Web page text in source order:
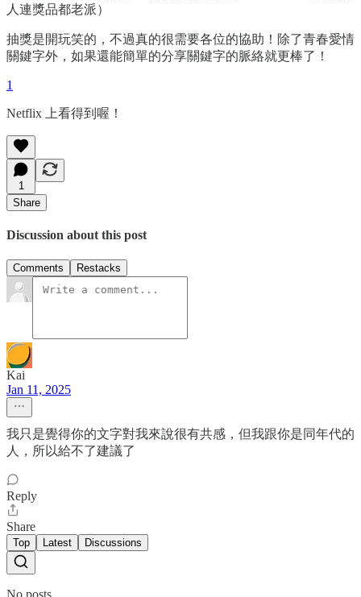
人連獎品都老派）
抽獎是開玩笑的，不過真的很需要各位的協助！除了青春愛情
關鍵字外，如果還能簡單的分享關鍵字的脈絡就更棒了！
1
Netflix 上看得到喔！
1
Share
Discussion about this post
Comments Restacks
Kai
Jan 11, 2025
我只是覺得你的文字對我來說很有共感，但我跟你是同年代的
人，所以給不了建議了
Reply
Share
Top Latest Discussions
No posts